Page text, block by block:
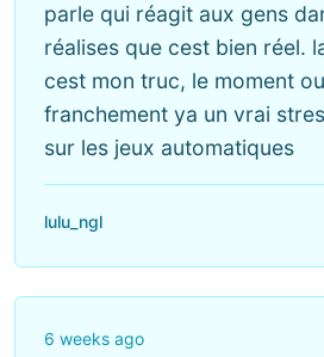
parle qui réagit aux gens
réalises que cest bien réel.
cest mon truc, le moment
franchement ya un vrai
sur les jeux automatiques
lulu_ngl
6 weeks ago